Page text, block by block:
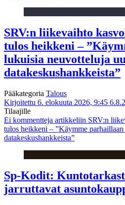
SRV:n liikevaihto
tulos heikkeni –
lukuisia neuvotteluja
datakeskushankkeista”
Pääkategoria Talous
Kirjoitettu 6. elokuuta 2026, 9:45
Tilaajille
Ei kommentteja artikkeliin SRV:n
tulos heikkeni – ”Käymme
datakeskushankkeista”
Sp-Kodit:
jarruttavat